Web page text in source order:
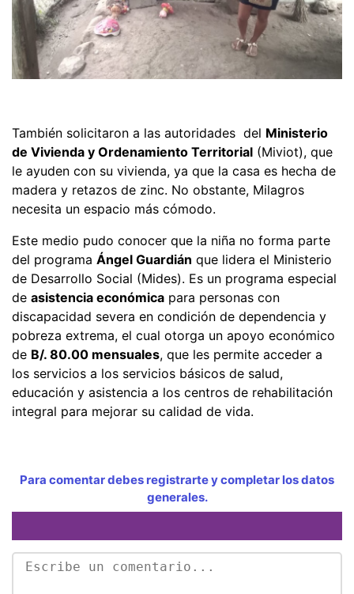
También solicitaron a las autoridades del Ministerio
de Vivienda y Ordenamiento Territorial (Miviot), que
le ayuden con su vivienda, ya que la casa es hecha de
madera y retazos de zinc. No obstante, Milagros
necesita un espacio más cómodo.
Este medio pudo conocer que la niña no forma parte
del programa Ángel Guardián que lidera el Ministerio
de Desarrollo Social (Mides). Es un programa especial
de asistencia económica para personas con
discapacidad severa en condición de dependencia y
pobreza extrema, el cual otorga un apoyo económico
de B/. 80.00 mensuales, que les permite acceder a
los servicios a los servicios básicos de salud,
educación y asistencia a los centros de rehabilitación
integral para mejorar su calidad de vida.
Para comentar debes registrarte y completar los datos
generales.